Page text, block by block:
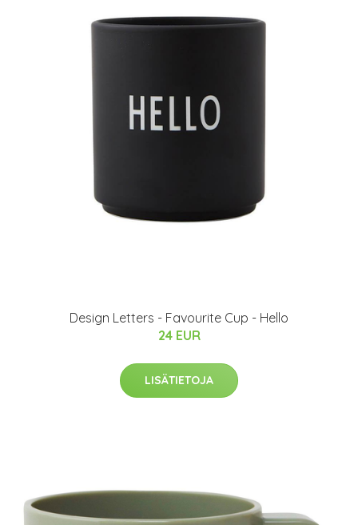
Design Letters - Favourite Cup - Hello
24 EUR
LISÄTIETOJA